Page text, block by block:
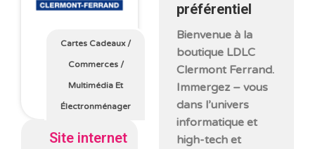
Cartes Cadeaux/
Commerces/
Multimédia Et
Électronménager
Site internet
préférentiel
Bienvenue à la
boutique LDLC
Clermont Ferrand.
Immergez – vous
dans l’univers
informatique et
high-tech et